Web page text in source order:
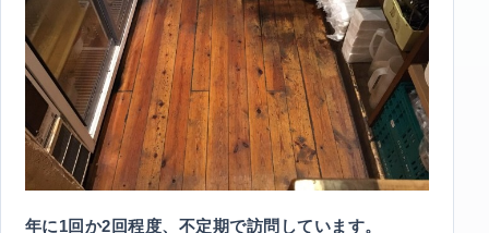
年に1回か2回程度、不定期で訪問しています。